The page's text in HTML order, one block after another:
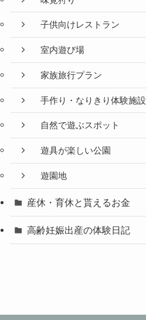
子供向けレストラン
室内遊び場
家族旅行プラン
手作り・なりきり体験施設
自然で遊ぶスポット
遊具が楽しい公園
遊園地
産休・育休と貰えるお金
高齢妊娠出産の体験日記